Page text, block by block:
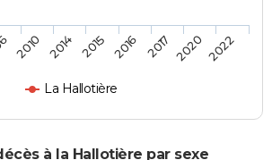
La Hallotière
2010 2014 2015 2016 2017 2020 2022
à la Hallotière par sexe